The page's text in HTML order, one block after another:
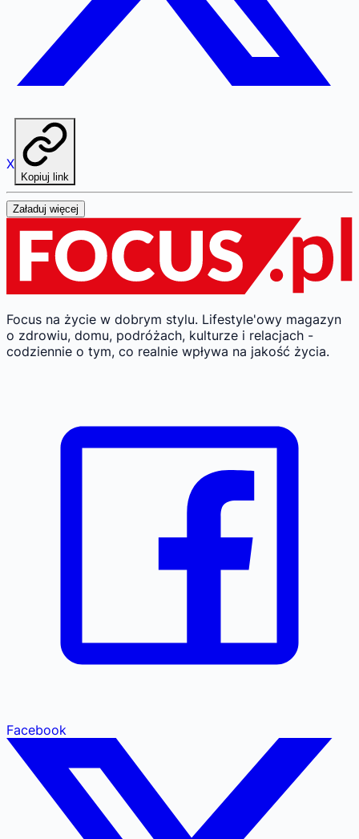
X
Kopiuj link
Załaduj więcej
Focus na życie w dobrym stylu. Lifestyle'owy magazyn
o zdrowiu, domu, podróżach, kulturze i relacjach -
codziennie o tym, co realnie wpływa na jakość życia.
Facebook